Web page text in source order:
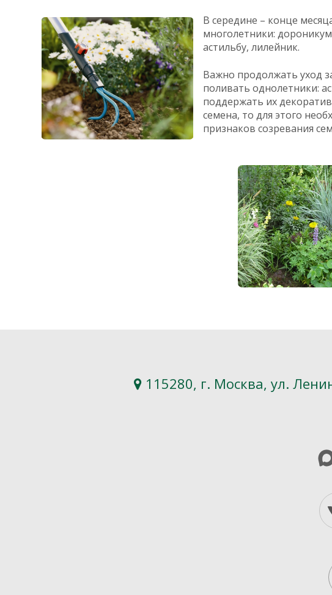
В середине – конце
многолетники:
астильбу, лилейник.
Важно продолжать уход
поливать однолетники:
поддержать их
семена, то для этого
признаков созревания
115280, г. Москва, ул.